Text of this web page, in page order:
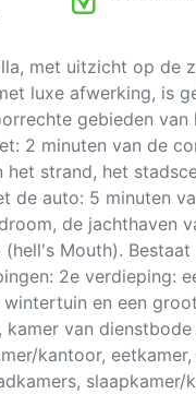
met uitzicht op de
luxe afwerking, is
gebieden van
2 minuten van de
het strand, het
de auto: 5 minuten
de jachthaven
(hell's Mouth).
2e verdieping:
wintertuin en een
kamer van
kantoor,
slaapkamer/